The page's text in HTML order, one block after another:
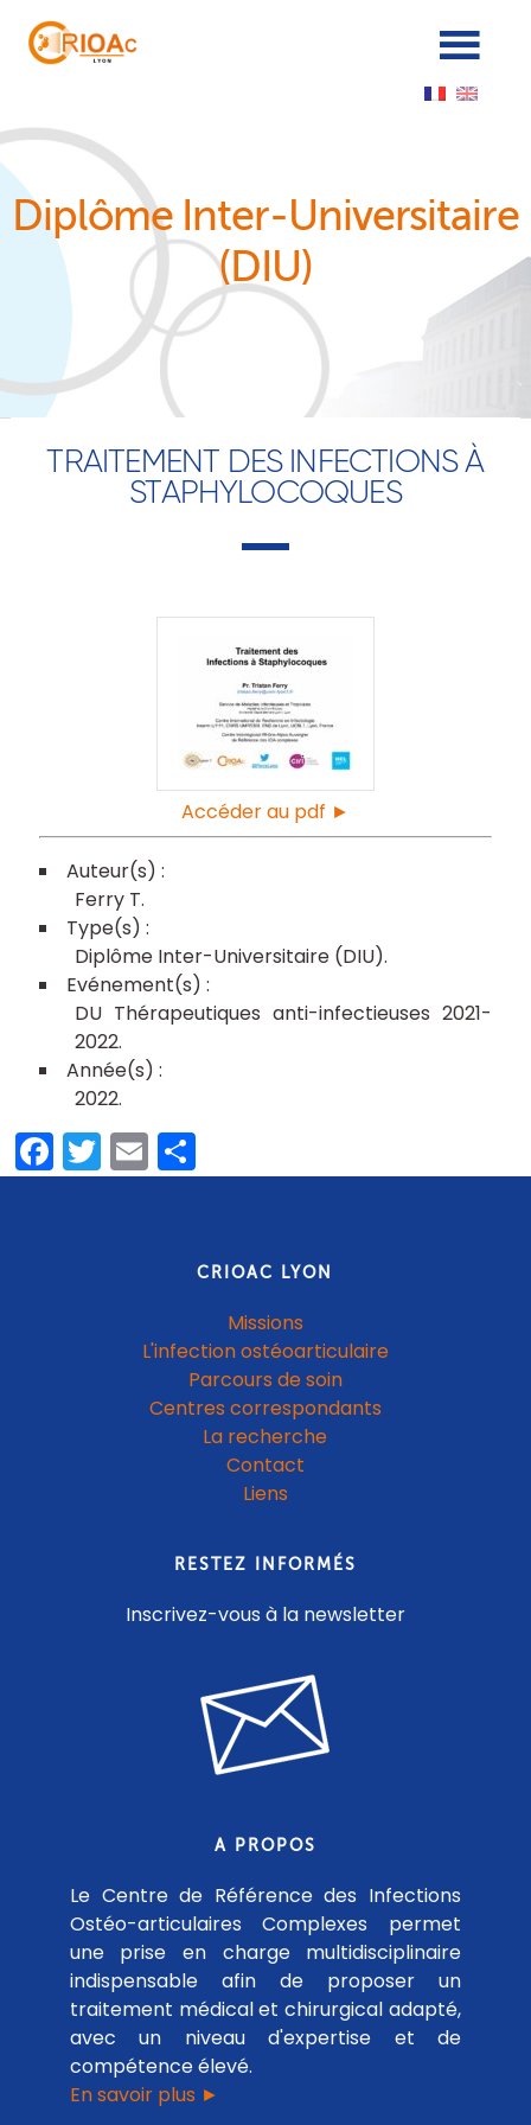
Diplôme Inter-Universitaire
(DIU)
TRAITEMENT DES INFECTIONS À
STAPHYLOCOQUES
Accéder au pdf ►
Ferry T
Diplôme Inter-Universitaire (DIU)
DU Thérapeutiques anti-infectieuses 2021-
2022
2022
Facebook
Twitter
EmailPartager
CRIOAC LYON
Missions
L'infection ostéoarticulaire
Parcours de soin
Centres correspondants
La recherche
Contact
Liens
RESTEZ INFORMÉS
Inscrivez-vous à la newsletter
A PROPOS
Le Centre de Référence des Infections
Ostéo-articulaires Complexes permet
une prise en charge multidisciplinaire
indispensable afin de proposer un
traitement médical et chirurgical adapté,
avec un niveau d'expertise et de
compétence élevé.
En savoir plus ►
Panneau de gestion des cookies